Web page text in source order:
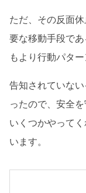
ただ、その反面
要な移動手段で
もより行動パタ
告知されていな
ったので、安全
いくつかやって
います。